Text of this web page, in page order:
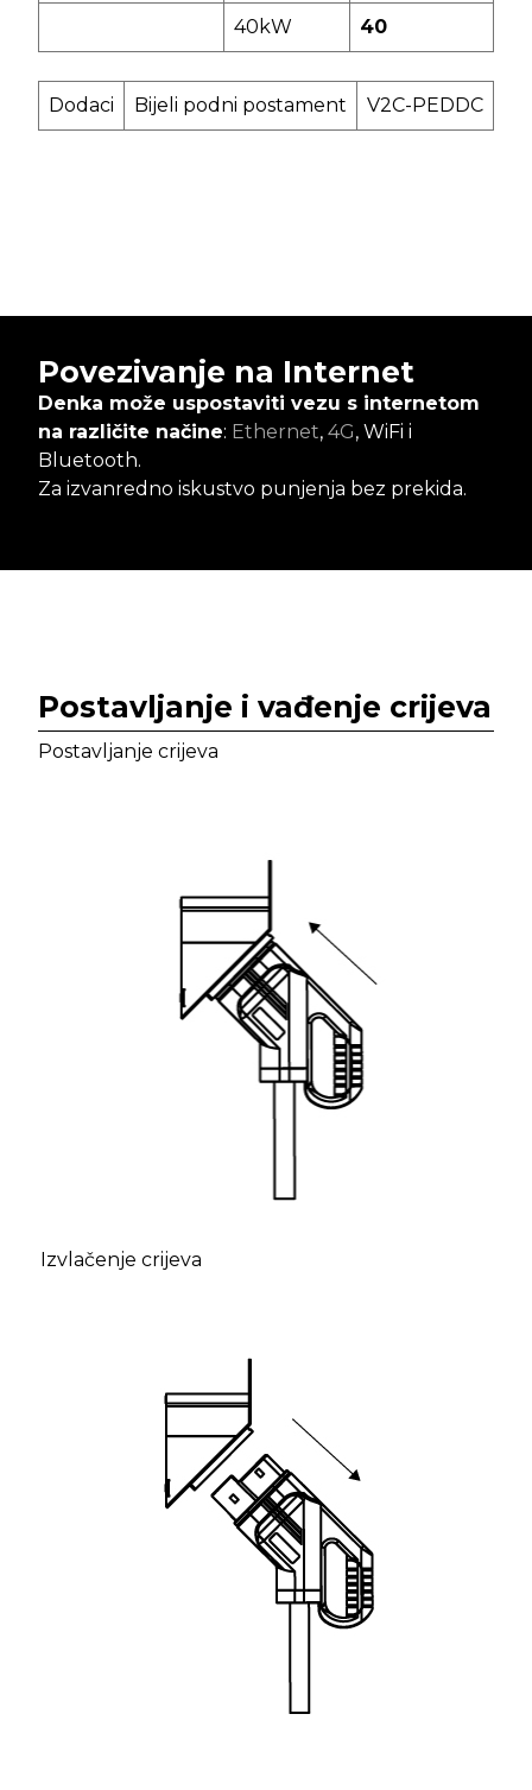
40kW 40
Dodaci Bijeli podni postament V2C-PEDDC
Povezivanje na Internet
Denka može uspostaviti vezu s internetom
na različite načine: Ethernet, 4G, WiFi i
Bluetooth.
Za izvanredno iskustvo punjenja bez prekida.
Postavljanje i vađenje crijeva
Postavljanje crijeva
Izvlačenje crijeva